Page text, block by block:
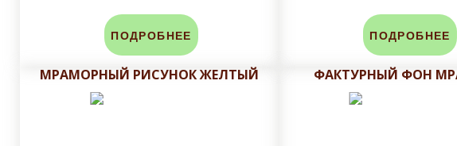
ПОДРОБНЕЕ ПОДРОБНЕЕ
МРАМОРНЫЙ РИСУНОК ЖЕЛТЫЙ ФАКТУРНЫЙ ФОН